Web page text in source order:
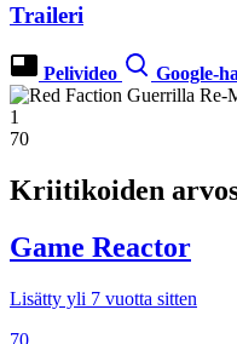
Traileri
Pelivideo Google-
1
70
Kriitikoiden
Game Reactor
Lisätty yli 7 vuotta sitten
70